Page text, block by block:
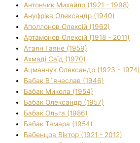
Антончик Михайло (1921 - 1998)
Ануфрієв Олександр (1940)
Аполлонов Олексій (1962)
Артамонов Олексій (1918 - 2011)
Атаян Гаяне (1959)
Ахмаді Саїд (1970)
Ацманчук Олександр (1923 - 1974)
Бабак В`ячеслав (1946)
Бабак Микола (1954)
Бабак Олександр (1957)
Бабак Ольга (1986)
Бабак Тамара (1954)
Бабенцов Віктор (1921 - 2012)